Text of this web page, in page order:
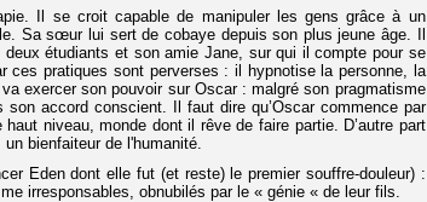
Il se croit capable de manipuler les gens grâce à un
Sa sœur lui sert de cobaye depuis son plus jeune âge. Il
deux étudiants et son amie Jane, sur qui il compte pour se
ces pratiques sont perverses : il hypnotise la personne, la
exercer son pouvoir sur Oscar : malgré son pragmatisme
accord conscient. Il faut dire qu’Oscar commence par
niveau, monde dont il rêve de faire partie. D’autre part
bienfaiteur de l'humanité.
Eden dont elle fut (et reste) le premier souffre-douleur) :
irresponsables, obnubilés par le « génie « de leur fils.